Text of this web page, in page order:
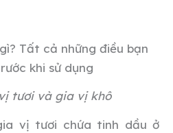
tươi và gia vị khô
vị tươi chứa tinh dầu ở